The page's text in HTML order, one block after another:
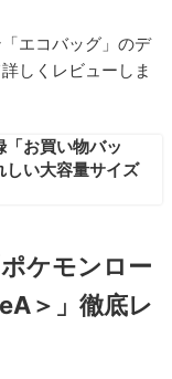
エコバッグ」のデ
しくレビューしま
お買い物バッ
しい大容量サイズ
ケモンロー
＞」徹底レ